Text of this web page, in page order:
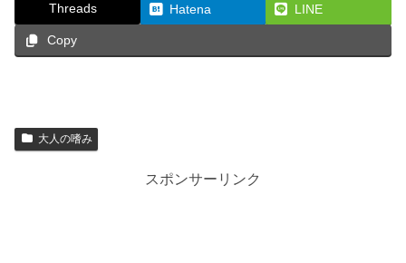
Threads Hatena LINE
Copy
大人の嗜み
スポンサーリンク